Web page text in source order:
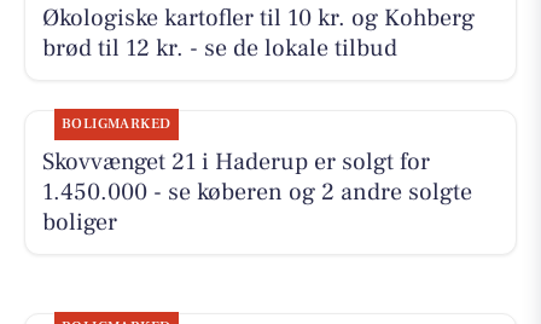
Økologiske kartofler til 10 kr. og Kohberg
brød til 12 kr. - se de lokale tilbud
BOLIGMARKED
Skovvænget 21 i Haderup er solgt for
1.450.000 - se køberen og 2 andre solgte
boliger